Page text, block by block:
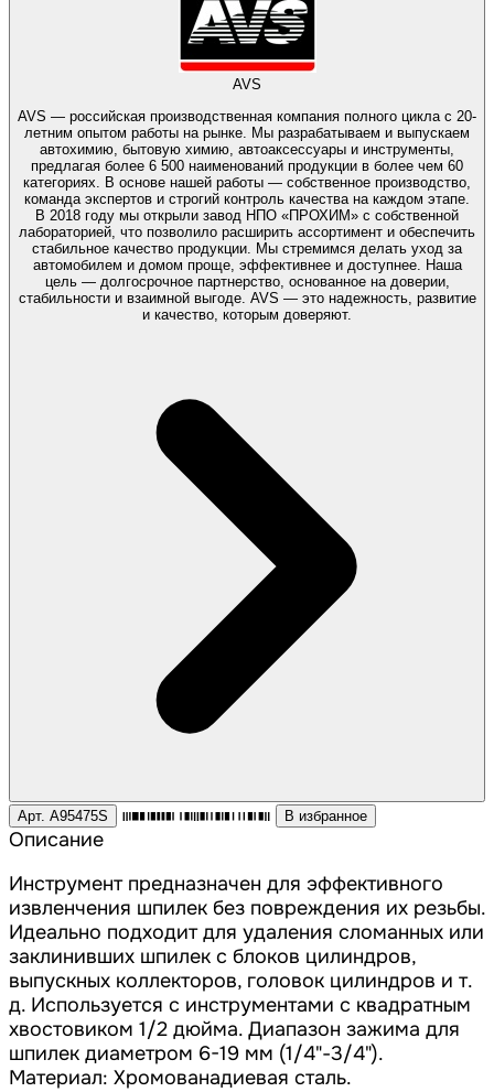
AVS
AVS — российская производственная компания полного цикла с 20-
летним опытом работы на рынке. Мы разрабатываем и выпускаем
автохимию, бытовую химию, автоаксессуары и инструменты,
предлагая более 6 500 наименований продукции в более чем 60
категориях. В основе нашей работы — собственное производство,
команда экспертов и строгий контроль качества на каждом этапе.
В 2018 году мы открыли завод НПО «ПРОХИМ» с собственной
лабораторией, что позволило расширить ассортимент и обеспечить
стабильное качество продукции. Мы стремимся делать уход за
автомобилем и домом проще, эффективнее и доступнее. Наша
цель — долгосрочное партнерство, основанное на доверии,
стабильности и взаимной выгоде. AVS — это надежность, развитие
и качество, которым доверяют.
Арт. A95475S В избранное
Описание
Инструмент предназначен для эффективного
извленчения шпилек без повреждения их резьбы.
Идеально подходит для удаления сломанных или
заклинивших шпилек с блоков цилиндров,
выпускных коллекторов, головок цилиндров и т.
д. Используется с инструментами с квадратным
хвостовиком 1/2 дюйма. Диапазон зажима для
шпилек диаметром 6-19 мм (1/4"-3/4").
Материал: Хромованадиевая сталь.